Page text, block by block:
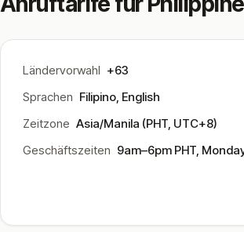
Ländervorwahl +63
Sprachen Filipino, English
Zeitzone Asia/Manila (PHT, UTC+8)
Geschäftszeiten 9am–6pm PHT,